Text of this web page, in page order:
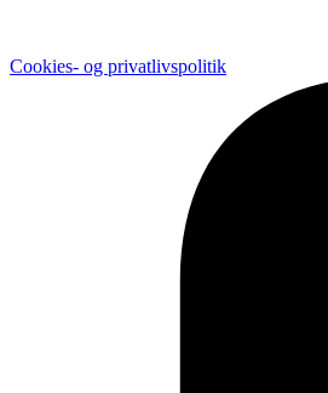
Cookies- og privatlivspolitik